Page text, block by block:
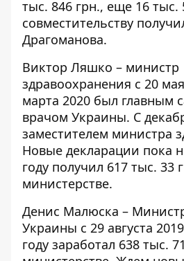
тыс. 846 грн., еще 16 тыс.
совместительству
Драгоманова.
Виктор Ляшко – министр
здравоохранения с 20
марта 2020 был главным
врачом Украины. С
заместителем министра
Новые декларации пока
году получил 617 тыс. 33
министерстве.
Денис Малюска –
Украины с 29 августа
году заработал 638 тыс.